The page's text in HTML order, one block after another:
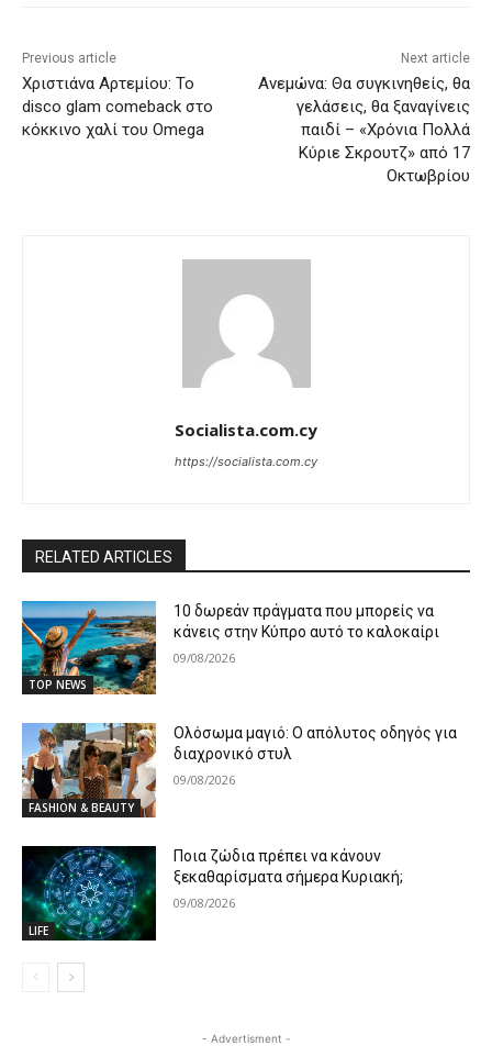
Previous article
Χριστιάνα Αρτεμίου: Το
disco glam comeback στο
κόκκινο χαλί του Omega
Next article
Ανεμώνα: Θα συγκινηθείς, θα
γελάσεις, θα ξαναγίνεις
παιδί – «Χρόνια Πολλά
Κύριε Σκρουτζ» από 17
Οκτωβρίου
Socialista.com.cy
https://socialista.com.cy
RELATED ARTICLES
TOP NEWS
10 δωρεάν πράγματα που μπορείς να
κάνεις στην Κύπρο αυτό το καλοκαίρι
09/08/2026
FASHION & BEAUTY
Ολόσωμα μαγιό: Ο απόλυτος οδηγός για
διαχρονικό στυλ
09/08/2026
LIFE
Ποια ζώδια πρέπει να κάνουν
ξεκαθαρίσματα σήμερα Κυριακή;
09/08/2026
- Advertisment -